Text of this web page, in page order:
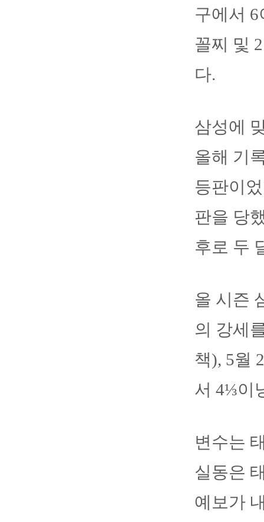
구에서
꼴찌 및
다.
삼성에
올해 기
등판이
판을 당
후로 두
올 시즌
의 강세
책), 5월
서 4⅓이
변수는
실동은
예보가